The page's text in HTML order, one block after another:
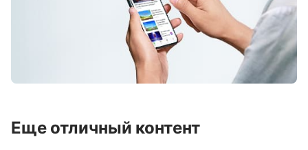
Еще отличный контент